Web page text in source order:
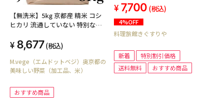
【無洗米】5kg 京都産 精米 コシ
ヒカリ 流通していない 特別なお
8,677 (税込)
M.vege（エムドットベジ）奥京都の
美味しい野菜（加工品、米）
おすすめ商品
7,700 (税込)
4%OFF
料理旅館きぐすりや
新着
特別割引価格
送料無料
おすすめ商品